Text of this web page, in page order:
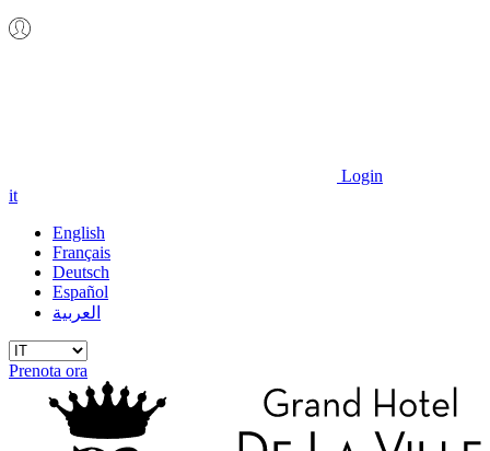
Login
it
English
Français
Deutsch
Español
العربية
Prenota ora